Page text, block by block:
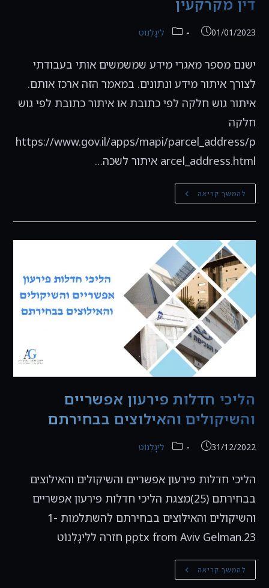
פורסם:
01/01/2023 קטגוריה:לִיגָלְנוֹט
ישנם מספר מאגרי מידע שמשמשים אותי בעבודתי
לצורך איתור מידע ונתונים. במאמר הזה ארכז אותם.
איתור גוש חלקה לפי כתובת או איתור כתובת לפי גוש
חלקה
https://www.gov.il/apps/mapi/parcel_address/p
arcel_address.html איתור לשכה…
להמשך קריאה מאגרי
מידע
מקרקעין
הליכי חדלות פירעון אפשריים
והשיקולים והאילוצים בבחירתם
פורסם:
31/12/2022 קטגוריה:לִיגָלְנוֹט
הליכי חדלות פירעון אפשריים והשיקולים והאילוצים
בבחירתם (25)מצגת הליכי חדלות פירעון אפשריים
והשיקולים והאילוצים בבחירתם להשתלמות 1-
23.pptx from Aviv Gelman חזרה ללִיגָלְנוֹט
להמשך קריאה הליכי
חדלות